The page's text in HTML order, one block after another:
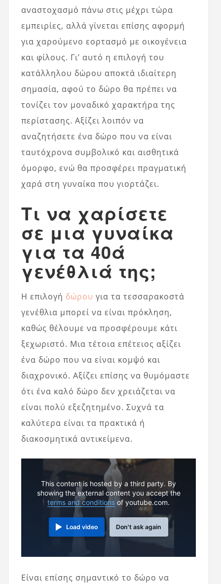
αναστοχασμό πάνω στις μέχρι τώρα
εμπειρίες, αλλά γίνεται επίσης αφορμή
για χαρούμενο εορτασμό με οικογένεια
και φίλους. Γι’ αυτό η επιλογή του
κατάλληλου δώρου αποκτά ιδιαίτερη
σημασία, αφού το δώρο θα πρέπει να
τονίζει τον μοναδικό χαρακτήρα της
περίστασης. Αξίζει λοιπόν να
αναζητήσετε ένα δώρο που να είναι
ταυτόχρονα συμβολικό και αισθητικά
όμορφο, ενώ θα προσφέρει πραγματική
χαρά στη γυναίκα που γιορτάζει.
Τι να χαρίσετε
σε μια γυναίκα
για τα 40ά
γενέθλιά της;
Η επιλογή δώρου για τα τεσσαρακοστά
γενέθλια μπορεί να είναι πρόκληση,
καθώς θέλουμε να προσφέρουμε κάτι
ξεχωριστό. Μια τέτοια επέτειος αξίζει
ένα δώρο που να είναι κομψό και
διαχρονικό. Αξίζει επίσης να θυμόμαστε
ότι ένα καλό δώρο δεν χρειάζεται να
είναι πολύ εξεζητημένο. Συχνά τα
καλύτερα είναι τα πρακτικά ή
διακοσμητικά αντικείμενα.
This content is hosted by a third party. By
showing the external content you accept the
terms and conditions of youtube.com.
Load video Don't ask again
Είναι επίσης σημαντικό το δώρο να